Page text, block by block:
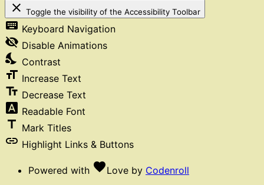
close Toggle the visibility of the Accessibility Toolbar
keyboard Keyboard Navigation
visibility_off Disable Animations
nights_stay Contrast
format_size Increase Text
text_fields Decrease Text
font_download Readable Font
title Mark Titles
link Highlight Links & Buttons
Powered with favoriteLove by Codenroll